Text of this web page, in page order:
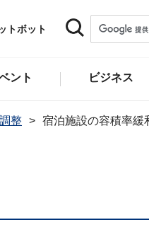
トボット
ント ビジネス
整 宿泊施設の容積率緩